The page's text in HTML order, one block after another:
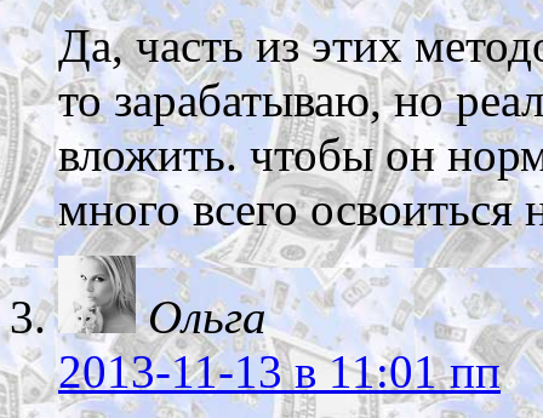
Да, часть из этих
то зарабатываю, но
вложить. чтобы он
много всего
Ольга
2013-11-13в 11:01 пп